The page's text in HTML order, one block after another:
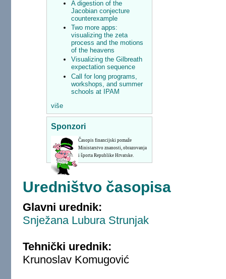
A digestion of the
Jacobian conjecture
counterexample
Two more apps:
visualizing the zeta
process and the motions
of the heavens
Visualizing the Gilbreath
expectation sequence
Call for long programs,
workshops, and summer
schools at IPAM
više
Sponzori
Časopis financijski pomaže
Ministarstvo znanosti, obrazovanja
i športa Republike Hrvatske.
Uredništvo časopisa
Glavni urednik:
Snježana Lubura Strunjak
Tehnički urednik:
Krunoslav Komugović